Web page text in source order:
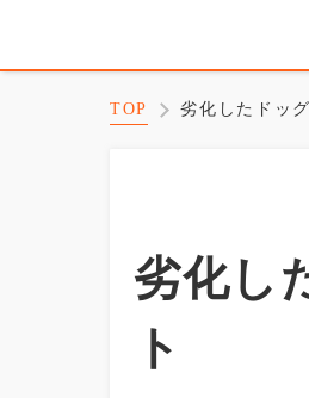
TOP 劣化したドッ
劣化し
ト